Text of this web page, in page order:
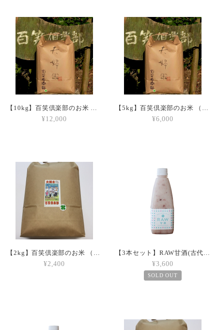
【10kg】百笑倶楽部のお米 （分つき米）※分つきの具合をお指定ください
¥12,000
【5kg】百笑倶楽部のお米 （分つき米）※分つきの具合をお指定ください
¥6,000
【2kg】百笑倶楽部のお米 （分つき米）※分つきの具合をお指定ください
¥2,400
【3本セット】RAW甘酒(古代米生甘酒)
¥3,600
SOLD OUT